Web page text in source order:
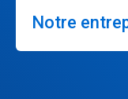
Notre